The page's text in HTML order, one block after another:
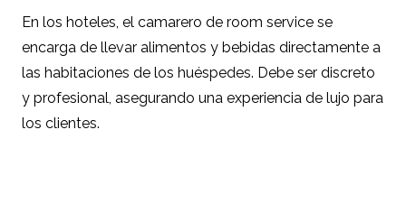
En los hoteles, el camarero de room service se
encarga de llevar alimentos y bebidas directamente a
las habitaciones de los huéspedes. Debe ser discreto
y profesional, asegurando una experiencia de lujo para
los clientes.